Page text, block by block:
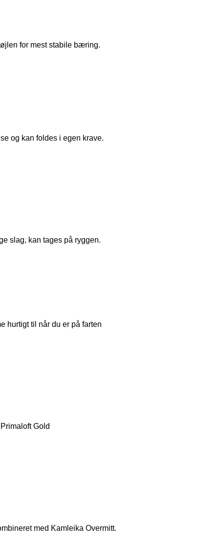
for mest stabile bæring.
og kan foldes i egen krave.
slag, kan tages på ryggen.
hurtigt til når du er på farten
Gold
med Kamleika Overmitt.